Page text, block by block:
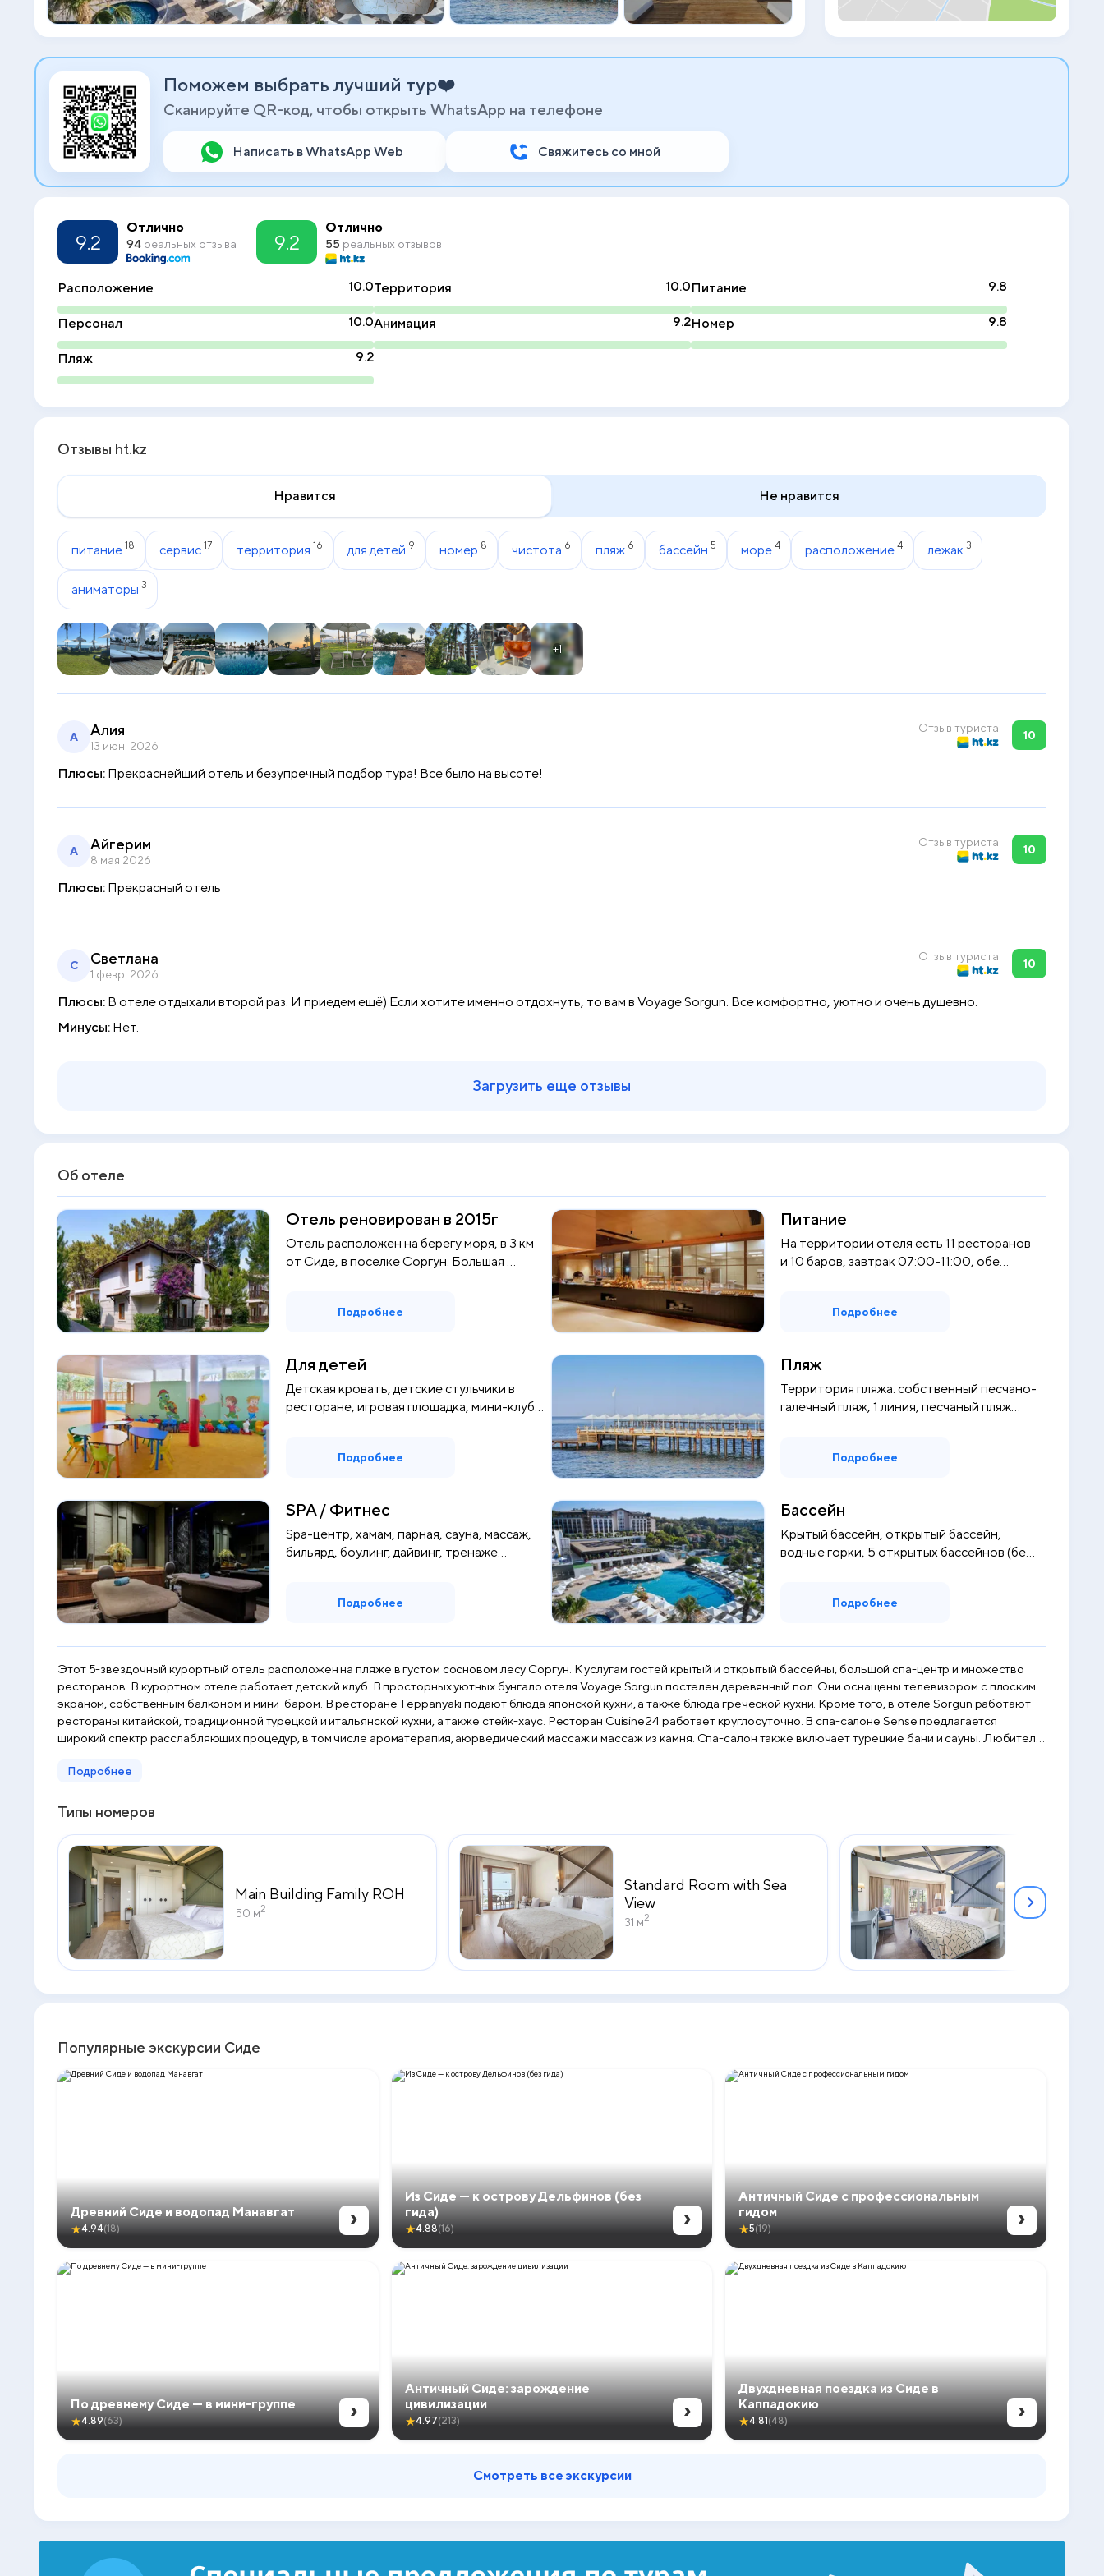
спа-салоне Sense предлагается
широкий спектр расслабляющих
процедур, в том числе ароматерапия,
Поможем выбрать лучший тур❤️
Сканируйте QR-код, чтобы открыть WhatsApp на телефоне
Написать в WhatsApp Web Свяжитесь со мной
9.2
Отлично
94 реальных отзыва 9.2
Отлично
55 реальных отзывов
Расположение 10.0Территория 10.0Питание 9.8
Персонал 10.0Анимация 9.2Номер 9.8
Пляж 9.2
Отзывы ht.kz
Нравится Не нравится
питание 18 сервис 17 территория 16 для детей 9 номер 8 чистота 6 пляж 6 бассейн 5 море 4 расположение 4 лежак 3
аниматоры 3
+1
А Алия
13 июн. 2026
Отзыв туриста
10
Плюсы: Прекраснейший отель и безупречный подбор тура! Все было на высоте!
А Айгерим
8 мая 2026
Отзыв туриста
10
Плюсы: Прекрасный отель
С Светлана
1 февр. 2026
Отзыв туриста
10
Плюсы: В отеле отдыхали второй раз. И приедем ещё) Если хотите именно отдохнуть, то вам в Voyage Sorgun. Все комфортно, уютно и очень душевно.
Минусы: Нет.
Загрузить еще отзывы
Об отеле
Отель реновирован в 2015г
Отель расположен на берегу моря, в 3 км
от Сиде, в поселке Соргун. Большая ...
Подробнее
Питание
На территории отеля есть 11 ресторанов
и 10 баров, завтрак 07:00-11:00, обе...
Подробнее
Для детей
Детская кровать, детские стульчики в
ресторане, игровая площадка, мини-клуб...
Подробнее
Пляж
Территория пляжа: собственный песчано-
галечный пляж, 1 линия, песчаный пляж...
Подробнее
SPA / Фитнес
Spa-центр, хамам, парная, сауна, массаж,
бильярд, боулинг, дайвинг, тренаже...
Подробнее
Бассейн
Крытый бассейн, открытый бассейн,
водные горки, 5 открытых бассейнов (без
Подробнее
Этот 5-звездочный курортный отель расположен на пляже в густом сосновом лесу Соргун. К услугам гостей крытый и открытый бассейны, большой спа-центр и множество
ресторанов. В курортном отеле работает детский клуб. В просторных уютных бунгало отеля Voyage Sorgun постелен деревянный пол. Они оснащены телевизором с плоским
экраном, собственным балконом и мини-баром. В ресторане Teppanyaki подают блюда японской кухни, а также блюда греческой кухни. Кроме того, в отеле Sorgun работают
рестораны китайской, традиционной турецкой и итальянской кухни, а также стейк-хаус. Ресторан Cuisine24 работает круглосуточно. В спа-салоне Sense предлагается
широкий спектр расслабляющих процедур, в том числе ароматерапия, аюрведический массаж и массаж из камня. Спа-салон также включает турецкие бани и сауны. Любители
заведения для детей, полностью оборудованный мини-клуб, крытая игровая площадка и аквапарк на пляже.
Подробнее
Типы номеров
Main Building Family ROH
50 м2
Standard Room with Sea
View
31 м2
Standard
35 м2
Популярные экскурсии Сиде
Древний Сиде и водопад Манавгат
★4.94(18) ›
Из Сиде — к острову Дельфинов (без
гида)
★4.88(16) ›
Античный Сиде с профессиональным
гидом
★5(19) ›
По древнему Сиде — в мини-группе
★4.89(63) ›
Античный Сиде: зарождение
цивилизации
★4.97(213) ›
Двухдневная поездка из Сиде в
Каппадокию
★4.81 (48) ›
Смотреть все экскурсии